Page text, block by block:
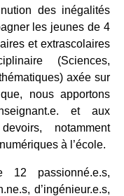
des inégalités
les jeunes de 4
et extrascolaires
(Sciences,
axée sur
nous apportons
et aux
notamment
à l’école.
passionné.e.s,
d’ingénieur.e.s,